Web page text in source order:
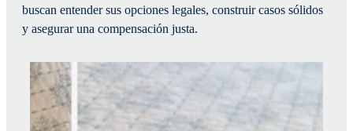
buscan entender sus opciones legales, construir casos sólidos
y asegurar una compensación justa.